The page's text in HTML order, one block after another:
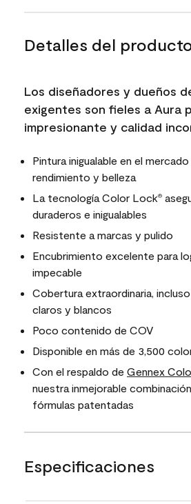
Detalles del
Los diseñadores y dueños
exigentes son fieles a Aura
impresionante y calidad
Pintura inigualable en el
rendimiento y belleza
La tecnología Color Lock®
duraderos e inigualables
Resistente a marcas y pulido
Encubrimiento excelente para
impecable
Cobertura extraordinaria,
claros y blancos
Poco contenido de COV
Disponible en más de 3,500
Con el respaldo de Gennex
nuestra inmejorable
fórmulas patentadas
Especificaciones